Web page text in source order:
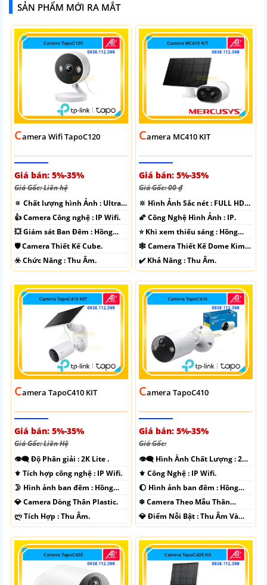
SẢN PHẨM MỚI RA MẮT
CAmera Wifi TapoC120
Giá bán: 5%-35%
Giá Gốc: Liên hệ
🔅 Chất lượng hình Ảnh : Ultra
2k + .
👍 Camera Công nghệ : IP Wifi.
💥 Giám sát Ban Đêm : Hồng
Ngoại 10m Hồng Ngoại SMD.
🛡 Camera Thiết KếCube.
️☣️ Chức Năng :Thu Âm.
CAmera MC410 KIT
Giá bán: 5%-35%
Giá Gốc: 00 ₫
🔆 Hình Ảnh Sắc nét : FULL HD
1080P .
🌠 Công Nghệ Hình Ảnh : IP.
⭐ Khi xem thiếu sáng : Hồng
Ngoại 10m Hồng Ngoại SMD.
🕸️ Camera Thiết KếDome Kim
loại + Nhựa.
️✔️ Khả Năng :Thu Âm.
CAmera TapoC410 KIT
Giá bán: 5%-35%
Giá Gốc: Liên Hệ
👁️‍🗨 Độ Phân giải :2K Lite .
⚜️ Tích hợp công nghệ : IP Wifi.
🌛 Hình ảnh ban đêm : Hồng
Ngoại 10m Có Màu Ban Ðêm.
💎 Camera DòngThân Plastic.
️ლ Tích Hợp :Thu Âm.
CAmera TapoC410
Giá bán: 5%-35%
Giá Gốc:
👁️‍🗨 Hình Ành Chất Lượng :2K
Lite .
⚜️ Công Nghệ : IP Wifi.
🌔 Hình ảnh ban đêm : Hồng
Ngoại 10m Có Màu Ban Ðêm.
❄ Camera Theo MẫuThân
Plastic.
️💎 Điểm Nỗi Bật :Thu Âm Và
Loa.